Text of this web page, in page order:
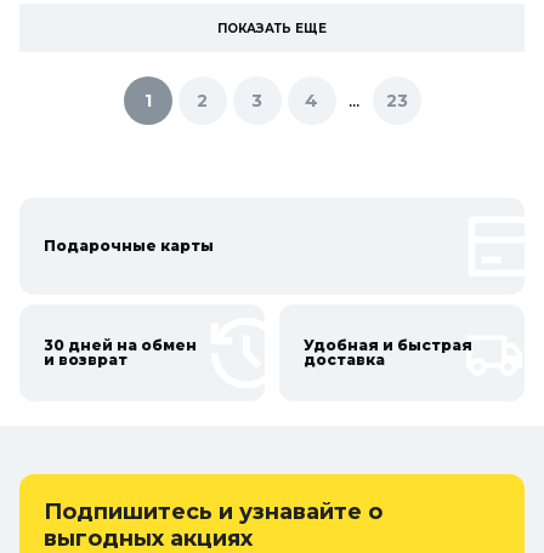
ПОКАЗАТЬ ЕЩЕ
1 2 3 4 ... 23
Подарочные карты
30 дней на обмен
и возврат
Удобная и быстрая
доставка
Подпишитесь и узнавайте о
выгодных акциях